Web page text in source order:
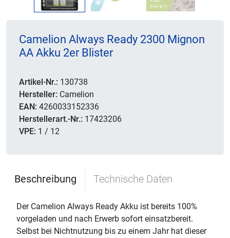
Camelion Always Ready 2300 Mignon
AA Akku 2er Blister
Artikel-Nr.: 130738
Hersteller: Camelion
EAN: 4260033152336
Herstellerart.-Nr.: 17423206
VPE: 1 / 12
Beschreibung Technische Daten
Der Camelion Always Ready Akku ist bereits 100%
vorgeladen und nach Erwerb sofort einsatzbereit.
Selbst bei Nichtnutzung bis zu einem Jahr hat dieser